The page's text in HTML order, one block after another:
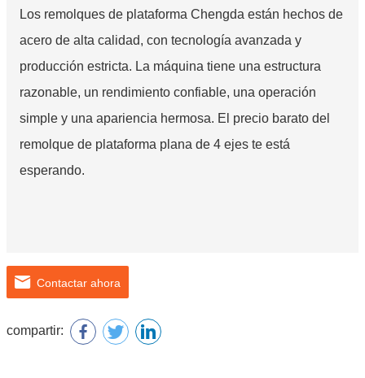
Los remolques de plataforma Chengda están hechos de
acero de alta calidad, con tecnología avanzada y
producción estricta. La máquina tiene una estructura
razonable, un rendimiento confiable, una operación
simple y una apariencia hermosa. El precio barato del
remolque de plataforma plana de 4 ejes te está
esperando.
Contactar ahora
compartir: